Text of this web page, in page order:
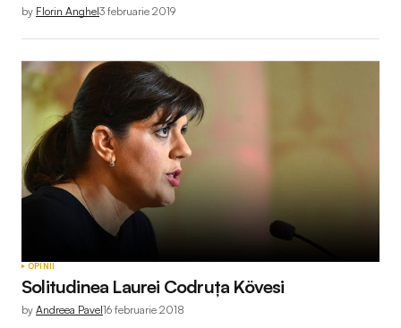
by Florin Anghel3 februarie 2019
OPINII
Solitudinea Laurei Codruța Kövesi
by Andreea Pavel16 februarie 2018